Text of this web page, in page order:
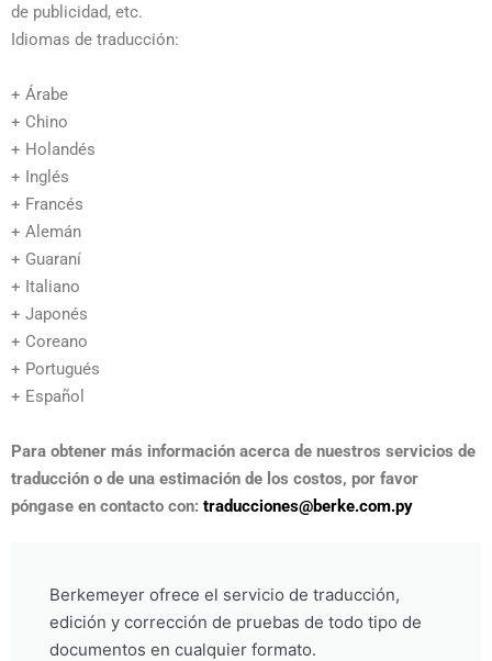
de publicidad, etc.
Idiomas de traducción:
+ Árabe
+ Chino
+ Holandés
+ Inglés
+ Francés
+ Alemán
+ Guaraní
+ Italiano
+ Japonés
+ Coreano
+ Portugués
+ Español
Para obtener más información acerca de nuestros servicios de
traducción o de una estimación de los costos, por favor
póngase en contacto con: traducciones@berke.com.py
Berkemeyer ofrece el servicio de traducción,
edición y corrección de pruebas de todo tipo de
documentos en cualquier formato.